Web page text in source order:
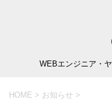
WEBエンジニア・
HOME > お知らせ >